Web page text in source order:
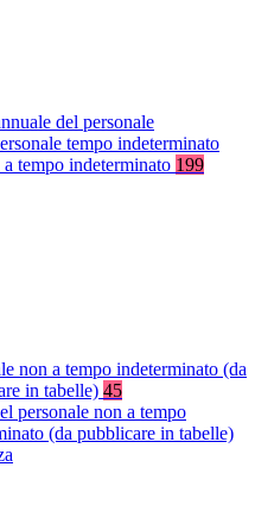
del personale
tempo indeterminato
a tempo indeterminato 199
non a tempo indeterminato (da
in tabelle) 45
personale non a tempo
(da pubblicare in tabelle)